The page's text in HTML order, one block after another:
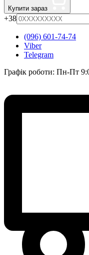
Купити зараз
+38
(096) 601-74-74
Viber
Telegram
Графік роботи: Пн-Пт